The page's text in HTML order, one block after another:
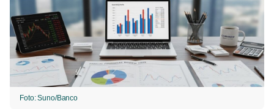
Foto: Suno/Banco